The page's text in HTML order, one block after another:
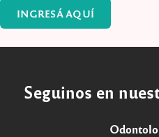
INGRESÁ AQUÍ
Seguinos en